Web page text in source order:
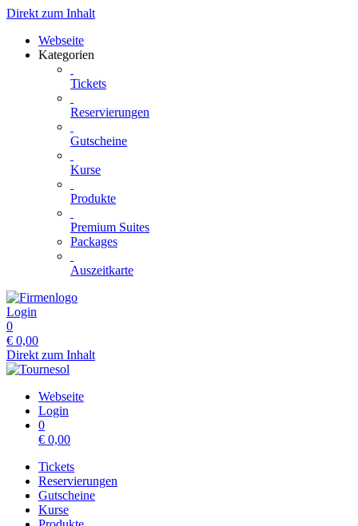
Direkt zum Inhalt
Webseite
Kategorien
Tickets
Reservierungen
Gutscheine
Kurse
Produkte
Premium Suites
Packages
Auszeitkarte
Login
0
€ 0,00
Direkt zum Inhalt
Webseite
Login
0
€ 0,00
Tickets
Reservierungen
Gutscheine
Kurse